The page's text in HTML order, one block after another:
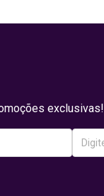
exclusivas!